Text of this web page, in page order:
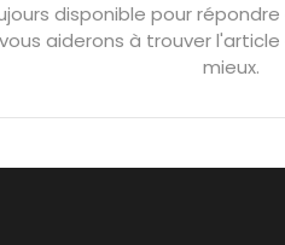
Bracelets de perles pour homme
? Signification des pierres
disponible pour
vous aiderons à trouver
mieux.